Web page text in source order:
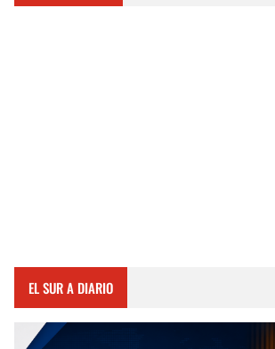
EL SUR A DIARIO